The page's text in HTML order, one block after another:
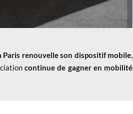
Paris renouvelle son dispositif mobile,
continue de gagner en mobilité